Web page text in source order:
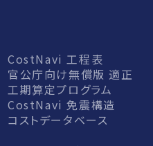
CostNavi 工程表
官公庁向け無償版 適正
工期算定プログラム
CostNavi 免震構造
コストデータベース